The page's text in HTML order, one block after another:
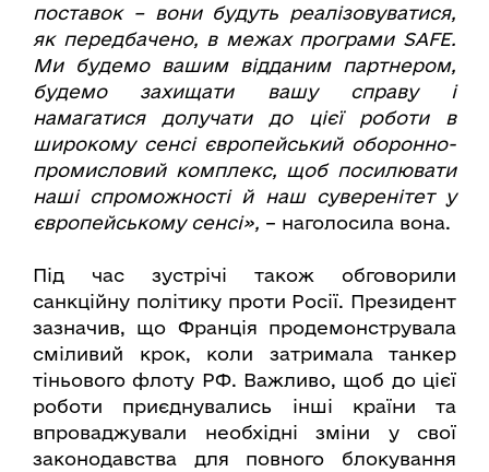
поставок – вони будуть реалізовуватися,
як передбачено, в межах програми SAFE.
Ми будемо вашим відданим партнером,
будемо захищати вашу справу і
намагатися долучати до цієї роботи в
широкому сенсі європейський оборонно-
промисловий комплекс, щоб посилювати
наші спроможності й наш суверенітет у
європейському сенсі», – наголосила вона.
Під час зустрічі також обговорили
санкційну політику проти Росії. Президент
зазначив, що Франція продемонструвала
сміливий крок, коли затримала танкер
тіньового флоту РФ. Важливо, щоб до цієї
роботи приєднувались інші країни та
впроваджували необхідні зміни у свої
законодавства для повного блокування